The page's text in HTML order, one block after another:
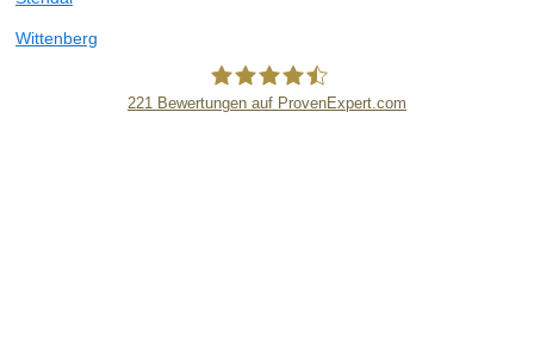
Wittenberg
221 Bewertungen auf ProvenExpert.com